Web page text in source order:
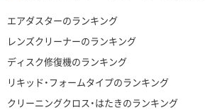
エアダスターのランキング
レンズクリーナーのランキング
ディスク修復機のランキング
リキッド・フォームタイプのランキング
クリーニングクロス・はたきのランキング